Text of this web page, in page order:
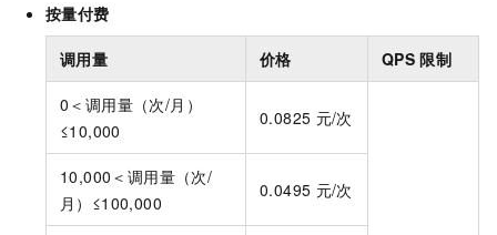
按量付费
调用量 价格 QPS 限制
0＜调用量（次/月）
≤10,000
0.0825 元/次
10,000＜调用量（次/
月）≤100,000
0.0495 元/次